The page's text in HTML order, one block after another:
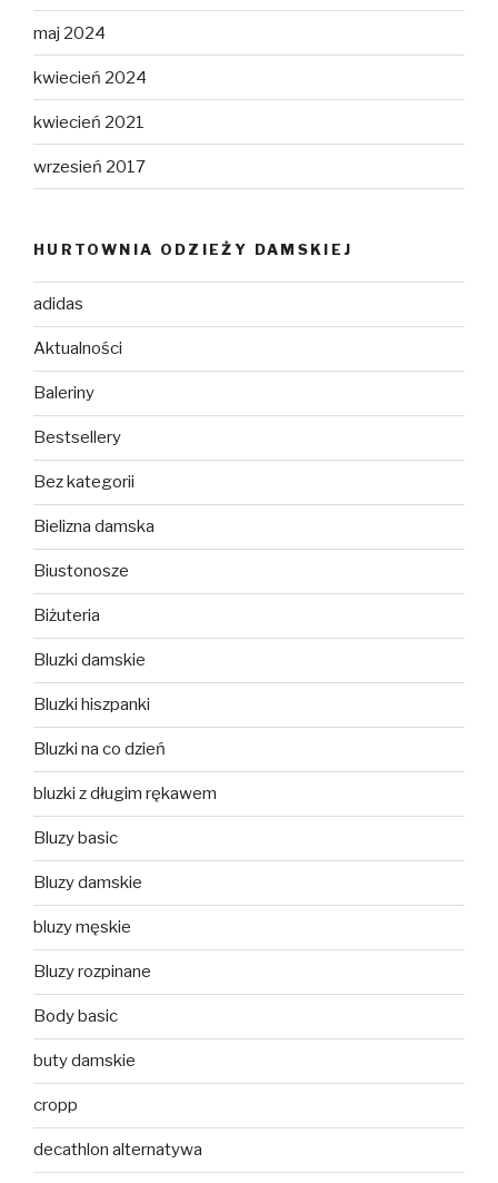
maj 2024
kwiecień 2024
kwiecień 2021
wrzesień 2017
HURTOWNIA ODZIEŻY DAMSKIEJ
adidas
Aktualności
Baleriny
Bestsellery
Bez kategorii
Bielizna damska
Biustonosze
Biżuteria
Bluzki damskie
Bluzki hiszpanki
Bluzki na co dzień
bluzki z długim rękawem
Bluzy basic
Bluzy damskie
bluzy męskie
Bluzy rozpinane
Body basic
buty damskie
cropp
decathlon alternatywa